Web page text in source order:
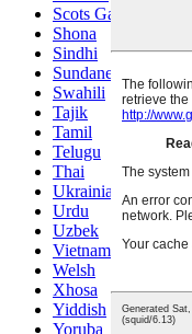
Scots Gaelic
Shona
Sindhi
Sundanese
Swahili
Tajik
Tamil
Telugu
Thai
Ukrainian
Urdu
Uzbek
Vietnamese
Welsh
Xhosa
Yiddish
Yoruba